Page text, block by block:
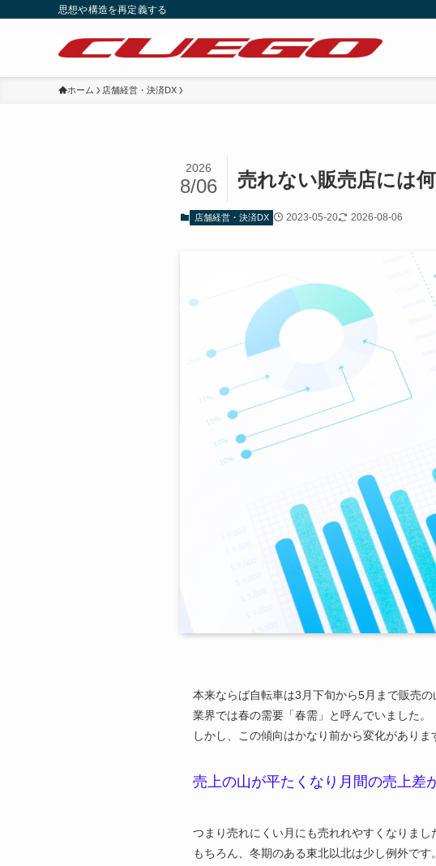
思想や構造を再定義する
ホーム 店舗経営・決済DX
売れない販売店には
2026
8/06
店舗経営・決済DX 2023-05-20 2026-08-06
本来ならば自転車は3月下旬から5月まで販売の
業界では春の需要「春需」と呼んでいました。
しかし、この傾向はかなり前から変化がありま
売上の山が平たくなり月間の売上差
つまり売れにくい月にも売れれやすくなりまし
もちろん、冬期のある東北以北は少し例外です。